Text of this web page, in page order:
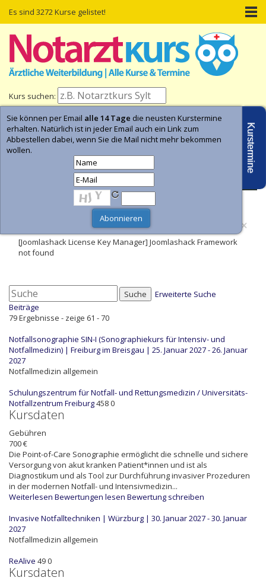
Es sind 3272 Kurse gelistet!
Kurs suchen:
Home Kurs-Termine Kurs-Suche
×
[Joomlashack License Key Manager] Joomlashack Framework
not found
Suche
Erweiterte Suche
Beiträge
79 Ergebnisse - zeige 61 - 70
Notfallsonographie SIN-I (Sonographiekurs für Intensiv- und
Notfallmedizin) | Freiburg im Breisgau | 25. Januar 2027 - 26. Januar
2027
Notfallmedizin allgemein
Schulungszentrum für Notfall- und Rettungsmedizin / Universitäts-
Notfallzentrum Freiburg4580
Kursdaten
Gebühren
700 €
Die Point-of-Care Sonographie ermöglicht die schnelle und sichere
Versorgung von akut kranken Patient*innen und ist als
Diagnostikum und als Tool zur Durchführung invasiver Prozeduren
in der modernen Notfall- und Intensivmedizin...
Weiterlesen Bewertungen lesen Bewertung schreiben
Invasive Notfalltechniken | Würzburg | 30. Januar 2027 - 30. Januar
2027
Notfallmedizin allgemein
ReAlive 490
Kursdaten
Kurstermine
Sie können per Email alle 14 Tage die neusten Kurstermine
erhalten. Natürlich ist in jeder Email auch ein Link zum
Abbestellen dabei, wenn Sie die Mail nicht mehr bekommen
wollen.